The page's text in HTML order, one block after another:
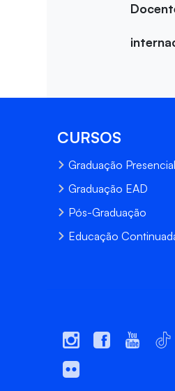
CURSOS
Graduação Presencial
Graduação EAD
Pós-Graduação
Educação